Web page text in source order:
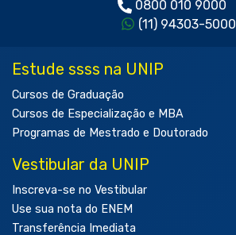
0800 010 9000
(11) 94303-5000
Estude ssss na UNIP
Cursos de Graduação
Cursos de Especialização e MBA
Programas de Mestrado e Doutorado
Vestibular da UNIP
Inscreva-se no Vestibular
Use sua nota do ENEM
Transferência Imediata